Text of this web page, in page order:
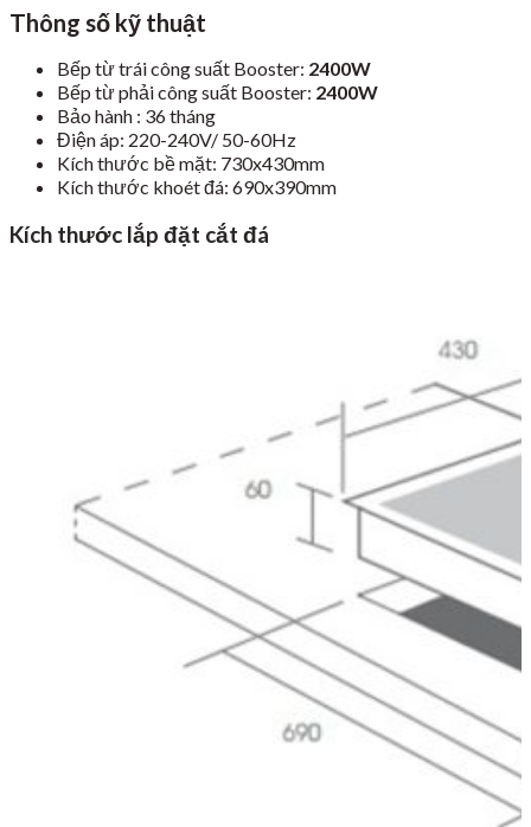
Thông số kỹ thuật
Bếp từ trái công suất Booster: 2400W
Bếp từ phải công suất Booster: 2400W
Bảo hành : 36 tháng
Điện áp: 220-240V/ 50-60Hz
Kích thước bề mặt: 730x430mm
Kích thước khoét đá: 690x390mm
Kích thước lắp đặt cắt đá